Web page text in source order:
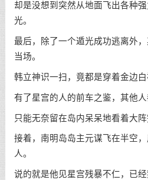
却是没想到突然从地面飞出各种
光。
最后，除了一个遁光成功逃离外
当场。
韩立神识一扫，竟都是穿着金边白
有了星宫的人的前车之鉴，其他人
只能无奈留在岛内呆呆地看着大阵
接着，南明岛岛主元谋飞在半空
人。
说的就是他见星宫残暴不仁，已